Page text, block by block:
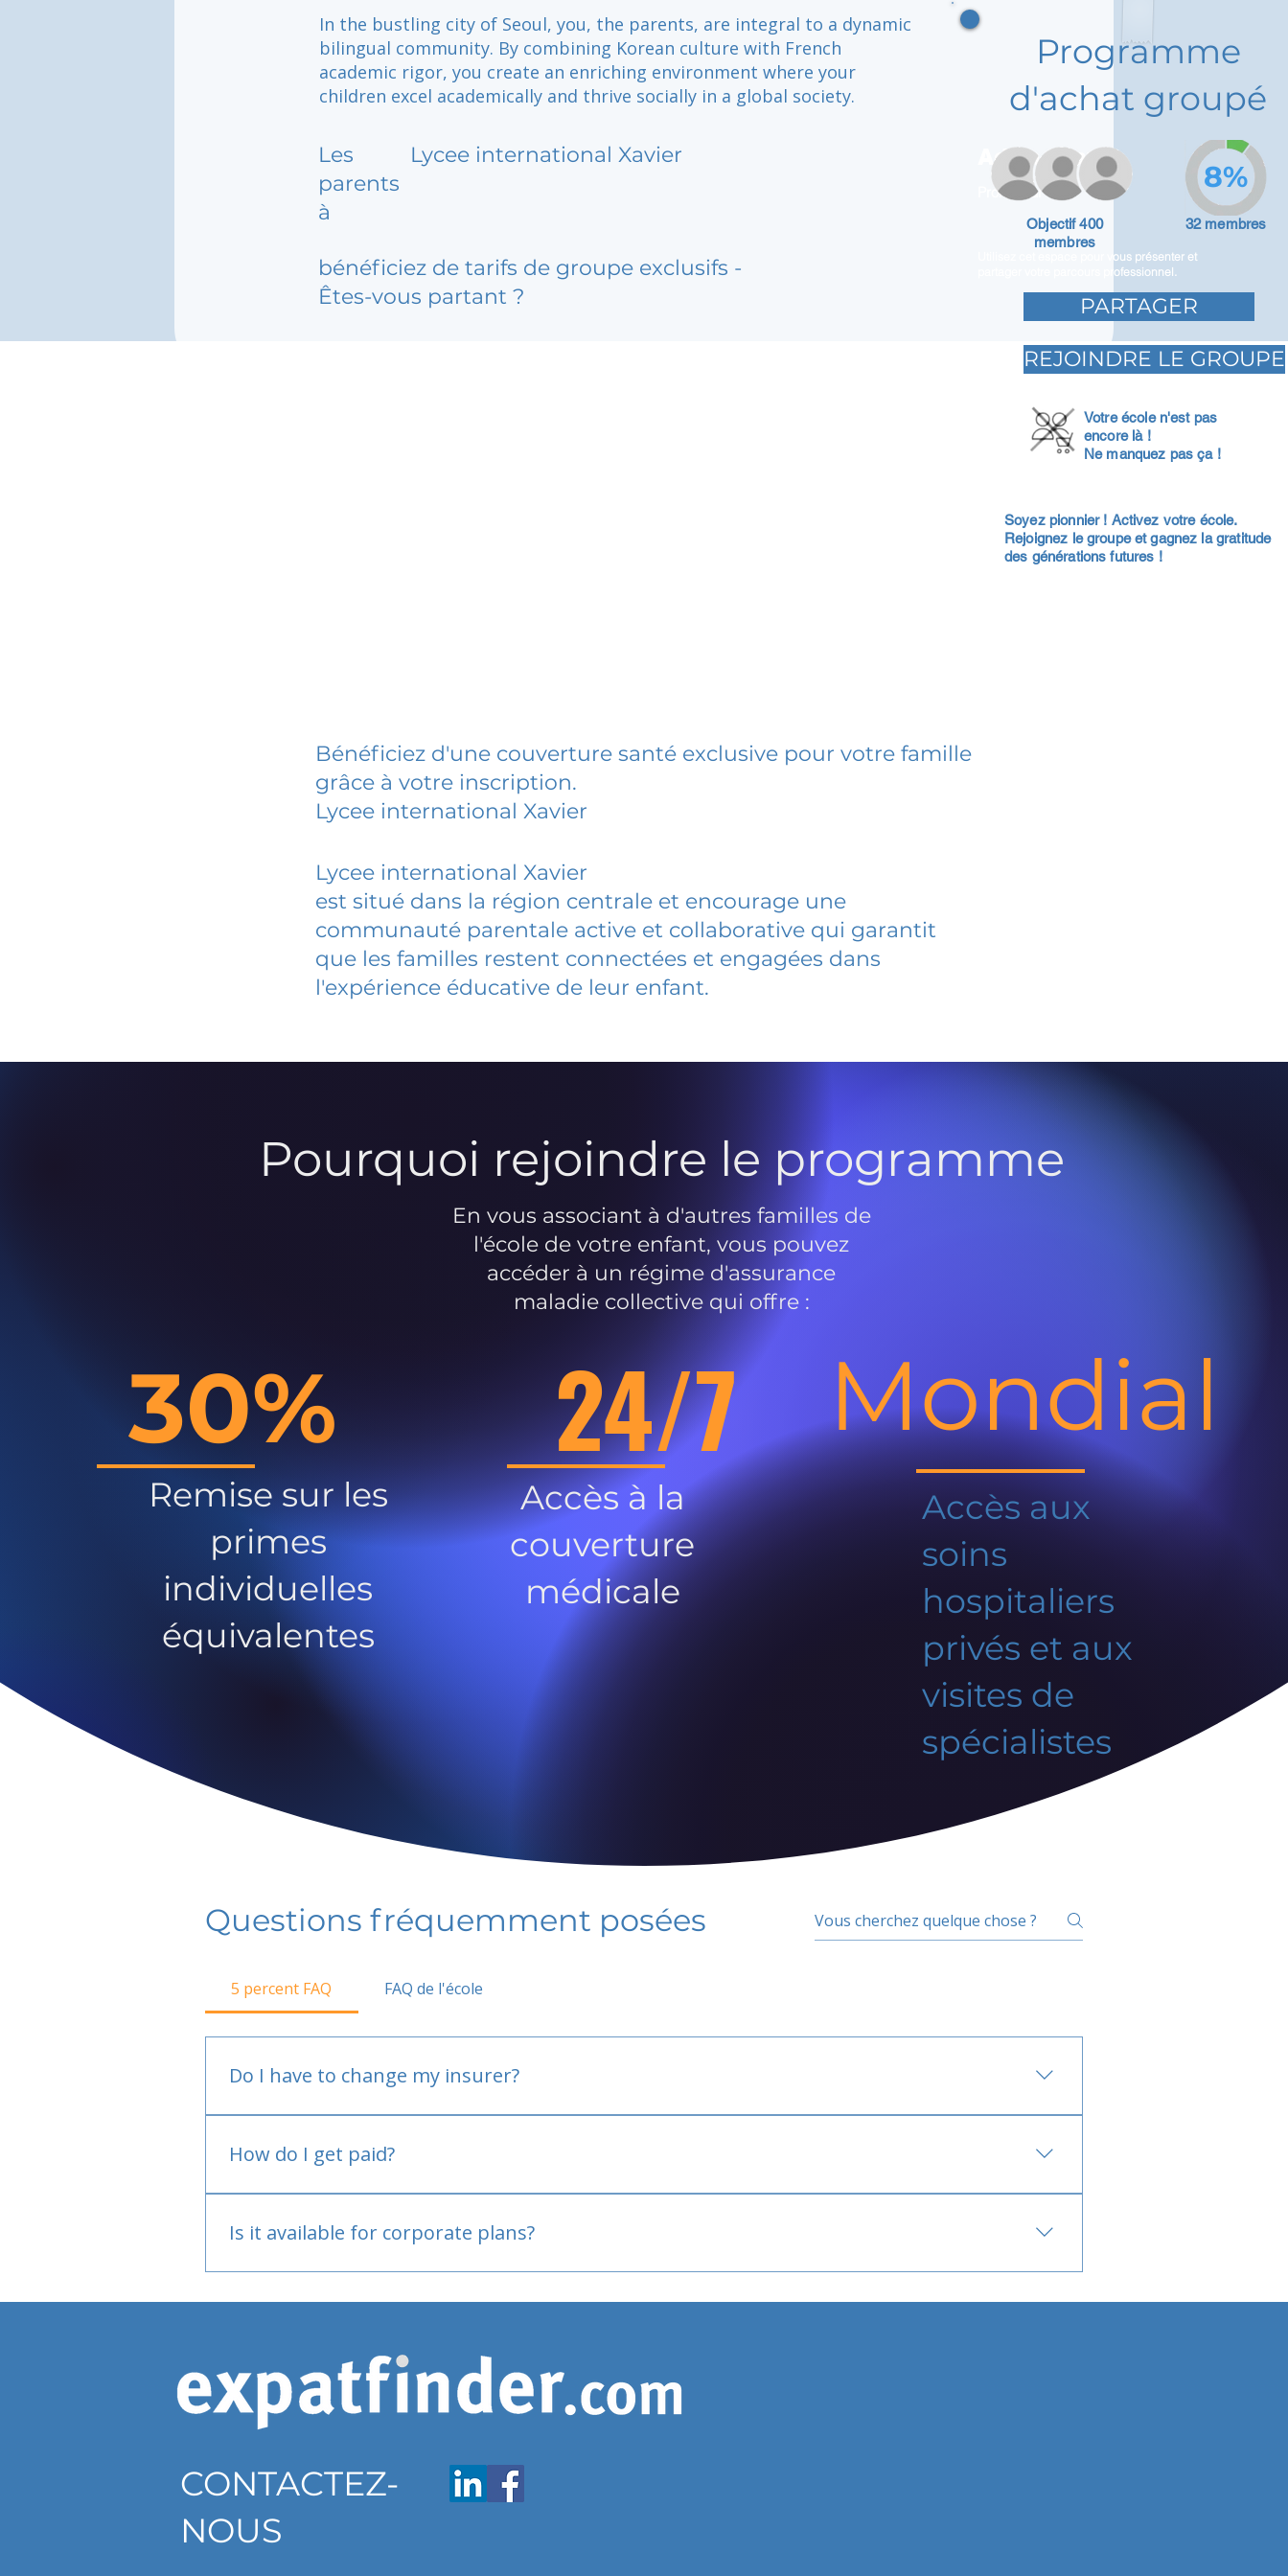
In the bustling city of Seoul, you, the parents, are integral to a dynamic
bilingual community. By combining Korean culture with French
academic rigor, you create an enriching environment where your
children excel academically and thrive socially in a global society.
Les
parents
à
Lycee international Xavier
bénéficiez de tarifs de groupe exclusifs -
Êtes-vous partant ?
Adam Caar
Promoteur
Utilisez cet espace pour vous présenter et
partager votre parcours professionnel.
Programme
d'achat groupé
Objectif 400
membres
32 membres
8%
PARTAGER
REJOINDRE LE GROUPE
Votre école n'est pas
encore là !
Ne manquez pas ça !
Soyez pionnier ! Activez votre école.
Rejoignez le groupe et gagnez la gratitude
des générations futures !
Bénéficiez d'une couverture santé exclusive pour votre famille
grâce à votre inscription.
Lycee international Xavier
Lycee international Xavier
est situé dans la région centrale et encourage une
communauté parentale active et collaborative qui garantit
que les familles restent connectées et engagées dans
l'expérience éducative de leur enfant.
Pourquoi rejoindre le programme
En vous associant à d'autres familles de
l'école de votre enfant, vous pouvez
accéder à un régime d'assurance
maladie collective qui offre :
30%
Remise sur les
primes
individuelles
équivalentes
24/7
Accès à la
couverture
médicale
Mondial
Accès aux
soins
hospitaliers
privés et aux
visites de
spécialistes
Questions fréquemment posées
5 percent FAQ FAQ de l'école
Do I have to change my insurer?
How do I get paid?
Is it available for corporate plans?
CONTACTEZ-
NOUS